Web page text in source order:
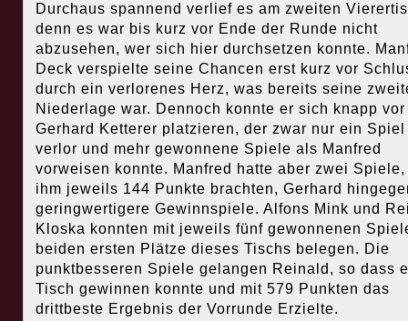
Durchaus spannend verlief es am zweiten
denn es war bis kurz vor Ende der Runde nicht
abzusehen, wer sich hier durchsetzen konnte.
Deck verspielte seine Chancen erst kurz vor
durch ein verlorenes Herz, was bereits seine
Niederlage war. Dennoch konnte er sich knapp vor
Gerhard Ketterer platzieren, der zwar nur ein Spiel
verlor und mehr gewonnene Spiele als Manfred
vorweisen konnte. Manfred hatte aber zwei
ihm jeweils 144 Punkte brachten, Gerhard
geringwertigere Gewinnspiele. Alfons Mink und
Kloska konnten mit jeweils fünf gewonnenen
beiden ersten Plätze dieses Tischs belegen. Die
punktbesseren Spiele gelangen Reinald, so dass
Tisch gewinnen konnte und mit 579 Punkten das
drittbeste Ergebnis der Vorrunde Erzielte.